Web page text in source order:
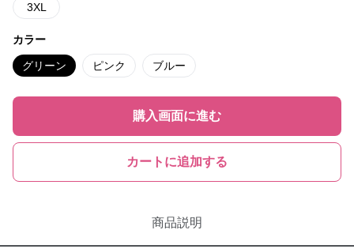
3XL
カラー
グリーン ピンク ブルー
購入画面に進む
カートに追加する
商品説明